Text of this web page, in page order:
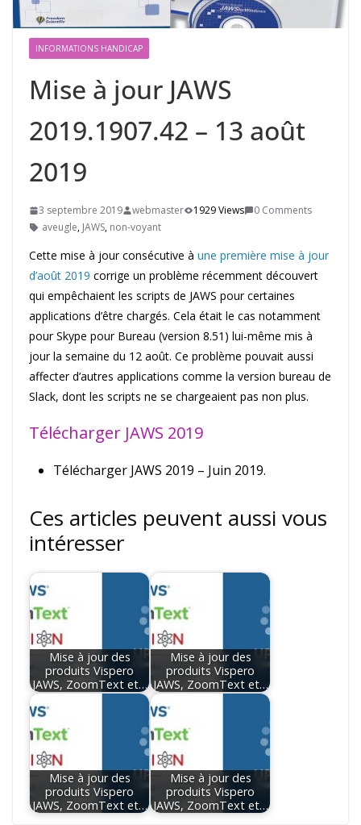
INFORMATIONS HANDICAP
Mise à jour JAWS
2019.1907.42 – 13 août
2019
3 septembre 2019 webmaster 1929 Views
0 Comments
aveugle, JAWS, non-voyant
Cette mise à jour consécutive à une première mise à jour
d’août 2019 corrige un problème récemment découvert
qui empêchaient les scripts de JAWS pour certaines
applications d’être chargés. Cela était le cas notamment
pour Skype pour Bureau (version 8.51) lui-même mis à
jour la semaine du 12 août. Ce problème pouvait aussi
affecter d’autres applications comme la version bureau de
Slack, dont les scripts ne se chargeaient pas non plus.
Télécharger JAWS 2019
Télécharger JAWS 2019 – Juin 2019.
Ces articles peuvent aussi vous
intéresser
Mise à jour des
produits Vispero
JAWS, ZoomText et…
Mise à jour des
produits Vispero
JAWS, ZoomText et…
Mise à jour des
produits Vispero
JAWS, ZoomText et…
Mise à jour des
produits Vispero
JAWS, ZoomText et…